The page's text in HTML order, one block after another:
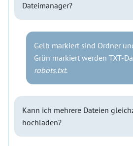
Dateimanager?
Gelb markiert sind Ordner
Grün markiert werden TXT-
robots.txt.
Kann ich mehrere Dateien
hochladen?